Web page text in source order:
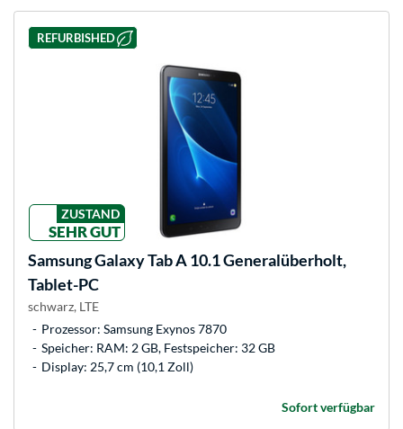
REFURBISHED
ZUSTAND
SEHR GUT
SamsungGalaxy Tab A 10.1 Generalüberholt,
Tablet-PC
schwarz, LTE
Prozessor: Samsung Exynos 7870
Speicher: RAM: 2 GB, Festspeicher: 32 GB
Display: 25,7 cm (10,1 Zoll)
Sofort verfügbar